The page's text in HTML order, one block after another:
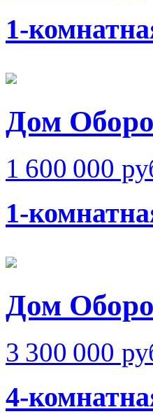
1-
Дом
1 600 000
1-
Дом
3 300 000
4-